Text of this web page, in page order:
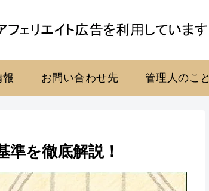
お問い合わせ先 管理人のこと
を徹底解説！